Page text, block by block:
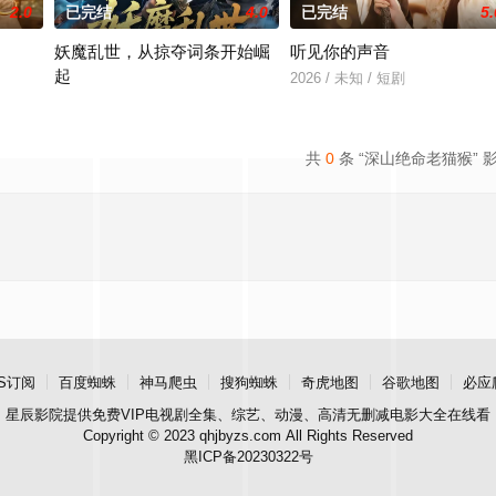
2.0 已完结 4.0
妖魔乱世，从掠夺词条开始崛
起
已完结
听见你的声音
2026 / 未知 / 短剧
共 0 条 “深山绝命老猫猴”
订阅 百度蜘蛛 神马爬虫 搜狗蜘蛛 奇虎地图 谷歌地图
必应
星辰影院提供免费VIP电视剧全集、综艺、动漫、高清无删减电影大全在线看
Copyright © 2023 qhjbyzs.com All Rights Reserved
黑ICP备20230322号